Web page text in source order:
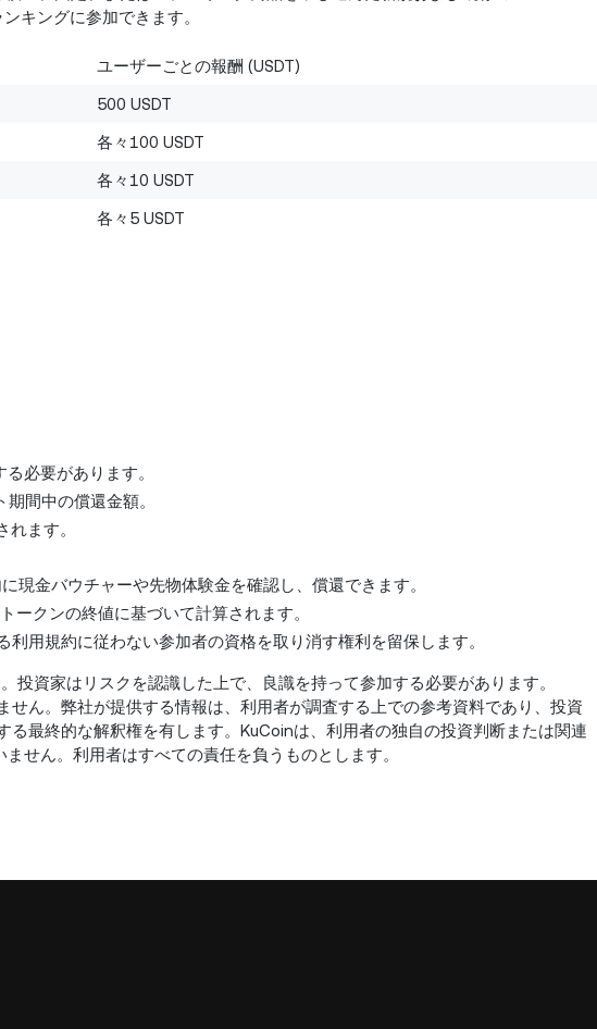
キングに参加できます。
ユーザーごとの報酬 (USDT)
500 USDT
各々100 USDT
各々10 USDT
各々5 USDT
必要があります。
間中の償還金額。
ます。
現金バウチャーや先物体験金を確認し、償還できます。
ークンの終値に基づいて計算されます。
用規約に従わない参加者の資格を取り消す権利を留保します。
投資家はリスクを認識した上で、良識を持って参加する必要があります。
ん。弊社が提供する情報は、利用者が調査する上での参考資料であり、投資
最終的な解釈権を有します。KuCoinは、利用者の独自の投資判断または関連
せん。利用者はすべての責任を負うものとします。